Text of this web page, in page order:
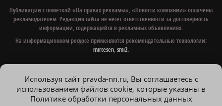
Публикации с пометкой «На правах рекламы», «Новости компании» оплачены
рекламодателем. Редакция сайта не несет ответственности за достоверность
информации, содержащейся в рекламных объявлениях.
На информационном ресурсе применяются рекомендательные технологии:
mirtesen,smi2.
© 1997 - 2026 Газета «Нижегородская правда»
Политика конфиденциальности
Используя сайт pravda-nn.ru, Вы соглашаетесь с
использованием файлов cookie, которые указаны в
Политике обработки персональных данных